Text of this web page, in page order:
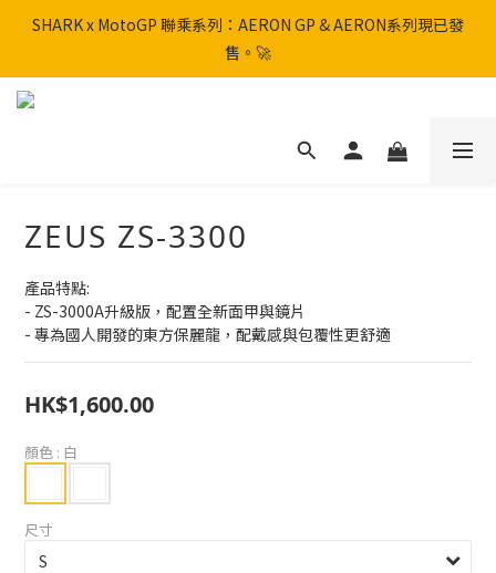
SHARK x MotoGP 聯乘系列：AERON GP & AERON系列現已發
售。🚀
SHARK x MotoGP 聯乘系列：AERON GP & AERON系列現已發
售。🚀
📦 【全新上架】NHK Helmet 到貨通知：S1GP & K5R 熱銷款式全
ZEUS ZS-3300
產品特點:
- ZS-3000A升級版，配置全新面甲與鏡片
- 專為國人開發的東方保麗龍，配戴感與包覆性更舒適
HK$1,600.00
顏色 : 白
尺寸